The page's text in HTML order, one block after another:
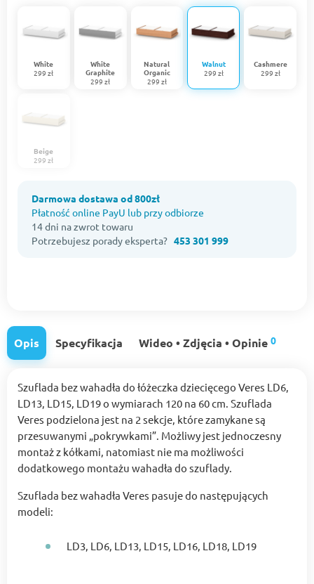
White
299 zł
Beige
299 zł
White
Graphite
299 zł
Natural
Organic
299 zł
Walnut
299 zł
Cashmere
299 zł
Darmowa dostawa od 800zł
Płatność online PayU lub przy odbiorze
14 dni na zwrot towaru
Potrzebujesz porady eksperta? 453 301 999
Opis Specyfikacja Wideo • Zdjęcia • Opinie 0
Szuflada bez wahadła do łóżeczka dziecięcego Veres LD6,
LD13, LD15, LD19 o wymiarach 120 na 60 cm. Szuflada
Veres podzielona jest na 2 sekcje, które zamykane są
przesuwanymi „pokrywkami”. Możliwy jest jednoczesny
montaż z kółkami, natomiast nie ma możliwości
dodatkowego montażu wahadła do szuflady.
Szuflada bez wahadła Veres pasuje do następujących
modeli:
LD3, LD6, LD13, LD15, LD16, LD18, LD19